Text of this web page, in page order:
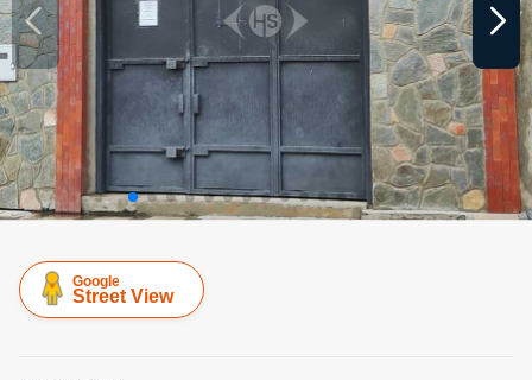
Google
Street View